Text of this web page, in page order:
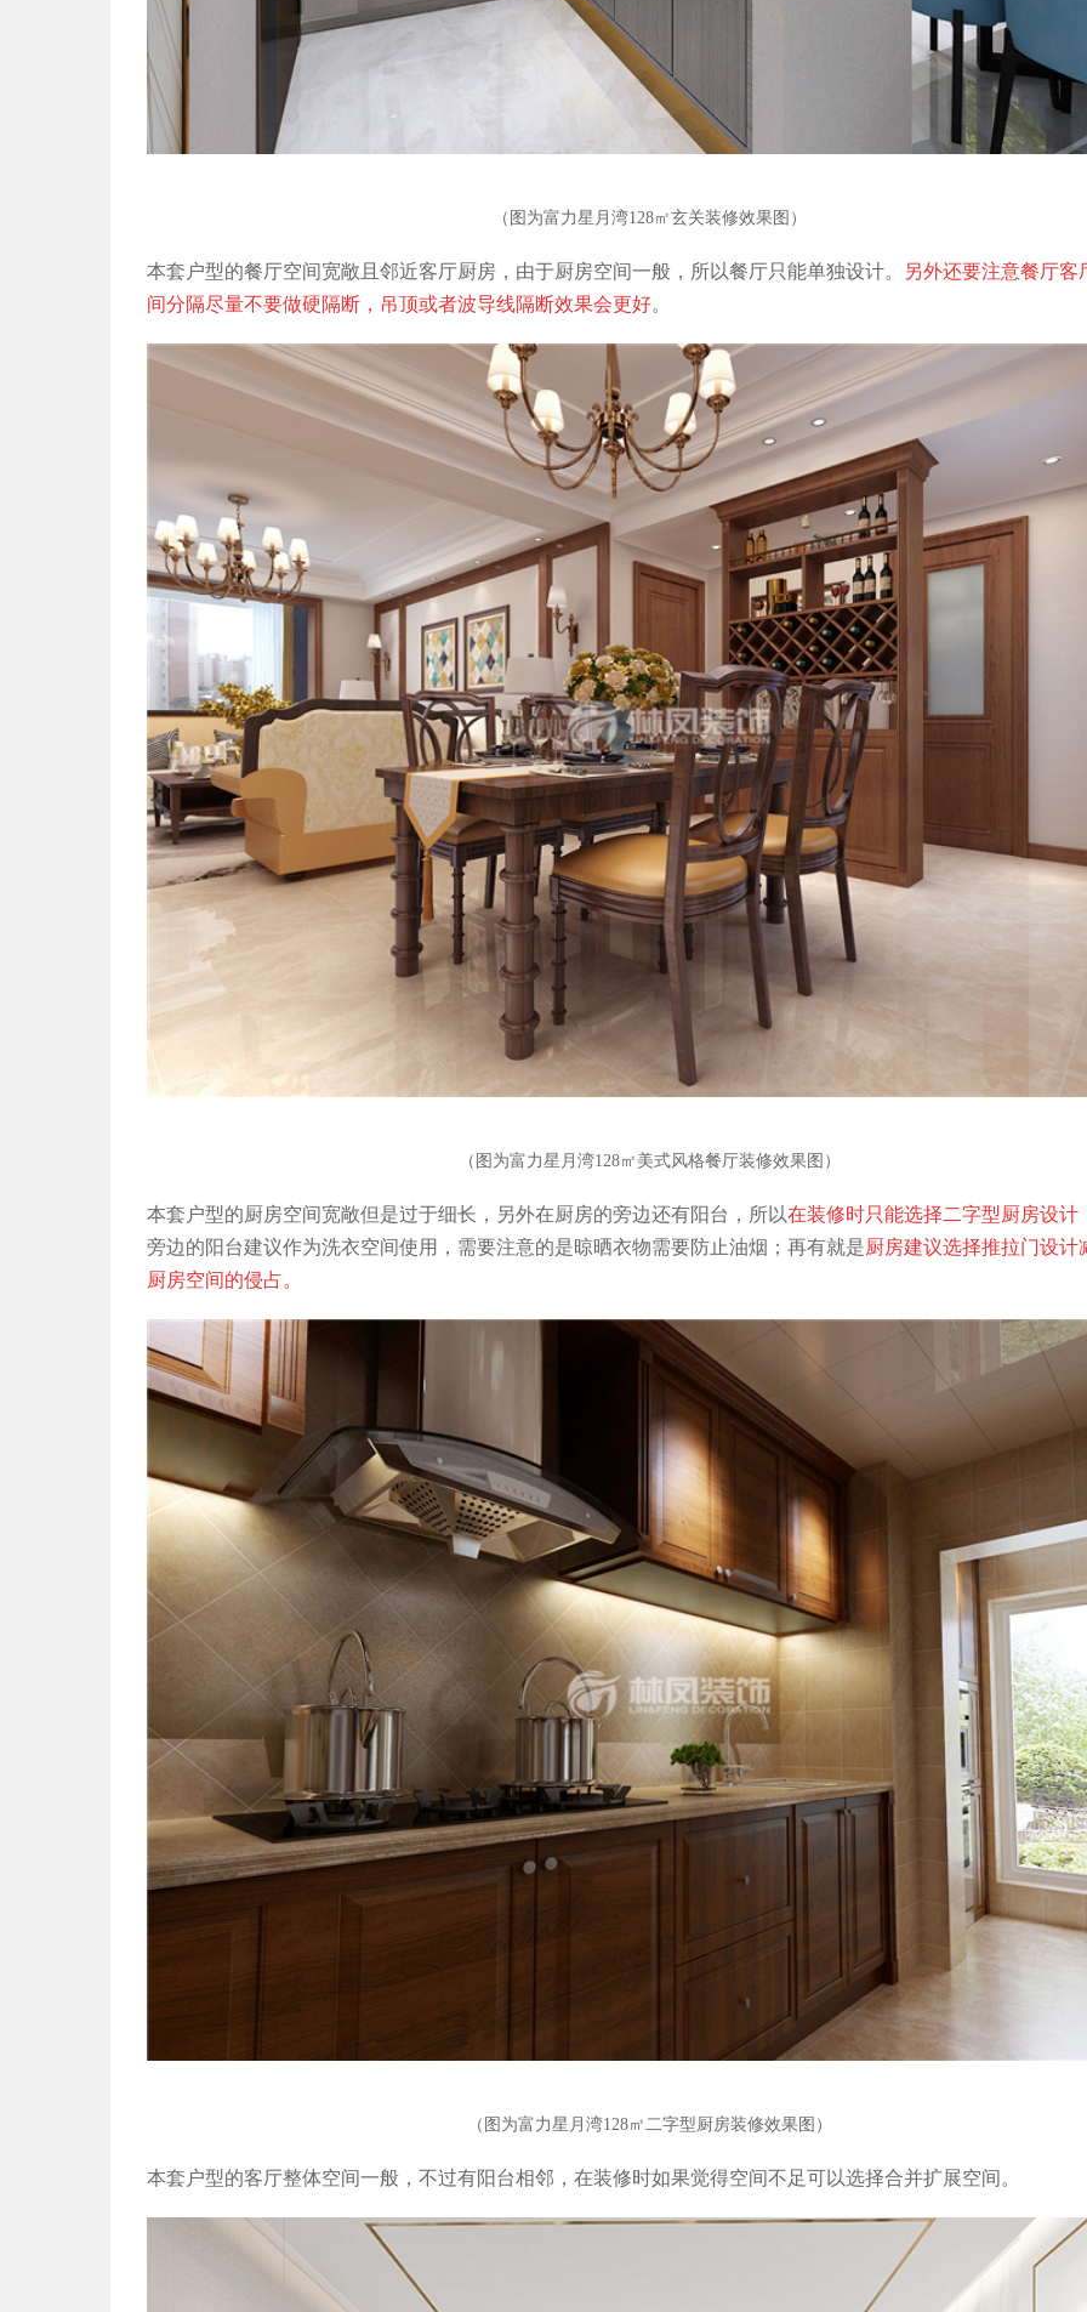
（图为富力星月湾128㎡玄关装修效果图）
本套户型的餐厅空间宽敞且邻近客厅厨房，由于厨房空间一般，所以餐厅只能单独设计。
另外还要注意餐厅客
间分隔尽量不要做硬隔断，吊顶或者波导线隔断效果会更好。
（图为富力星月湾128㎡美式风格餐厅装修效果图）
本套户型的厨房空间宽敞但是过于细长，另外在厨房的旁边还有阳台，所以在装修时只能选择二字型厨房设计
旁边的阳台建议作为洗衣空间使用，需要注意的是晾晒衣物需要防止油烟；再有就是厨房建议选择推拉门设计
厨房空间的侵占。
（图为富力星月湾128㎡二字型厨房装修效果图）
本套户型的客厅整体空间一般，不过有阳台相邻，在装修时如果觉得空间不足可以选择合并扩展空间。